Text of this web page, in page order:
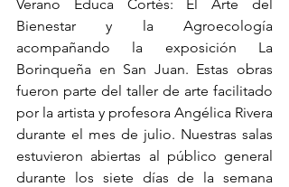
Verano Educa Cortés: El Arte del
Bienestar y la Agroecología
acompañando la exposición La
Borinqueña en San Juan. Estas obras
fueron parte del taller de arte facilitado
por la artista y profesora Angélica Rivera
durante el mes de julio. Nuestras salas
estuvieron abiertas al público general
durante los siete días de la semana